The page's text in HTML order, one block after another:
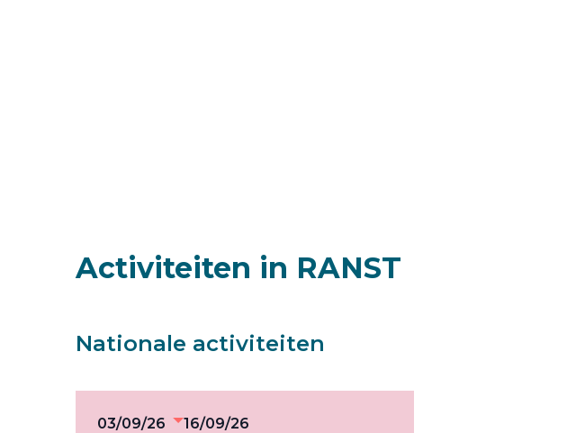
Activiteiten in RANST
Nationale activiteiten
03/09/26 16/09/26